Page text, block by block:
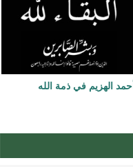
أحمد الهزيم في ذمة الله